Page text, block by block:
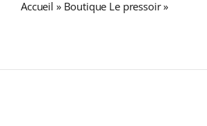
Accueil » Boutique Le pressoir»